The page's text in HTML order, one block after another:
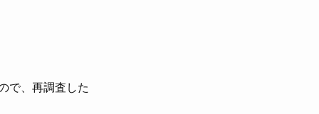
で、再調査した